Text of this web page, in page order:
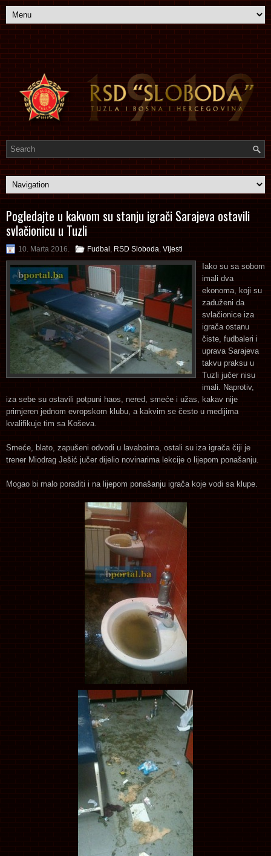
Pogledajte u kakvom su stanju igrači Sarajeva ostavili
svlačionicu u Tuzli
10. Marta 2016. Fudbal RSD Sloboda Vijesti
Iako su sa sobom
imali dva
ekonoma, koji su
zaduženi da
svlačionice iza
igrača ostanu
čiste, fudbaleri i
uprava Sarajeva
takvu praksu u
Tuzli jučer nisu
imali. Naprotiv,
iza sebe su ostavili potpuni haos, nered, smeće i užas, kakav nije
primjeren jednom evropskom klubu, a kakvim se često u medijima
kvalifikuje tim sa Koševa.
Smeće, blato, zapušeni odvodi u lavaboima, ostali su iza igrača čiji je
trener Miodrag Ješić jučer dijelio novinarima lekcije o lijepom ponašanju.
Mogao bi malo poraditi i na lijepom ponašanju igrača koje vodi sa klupe.